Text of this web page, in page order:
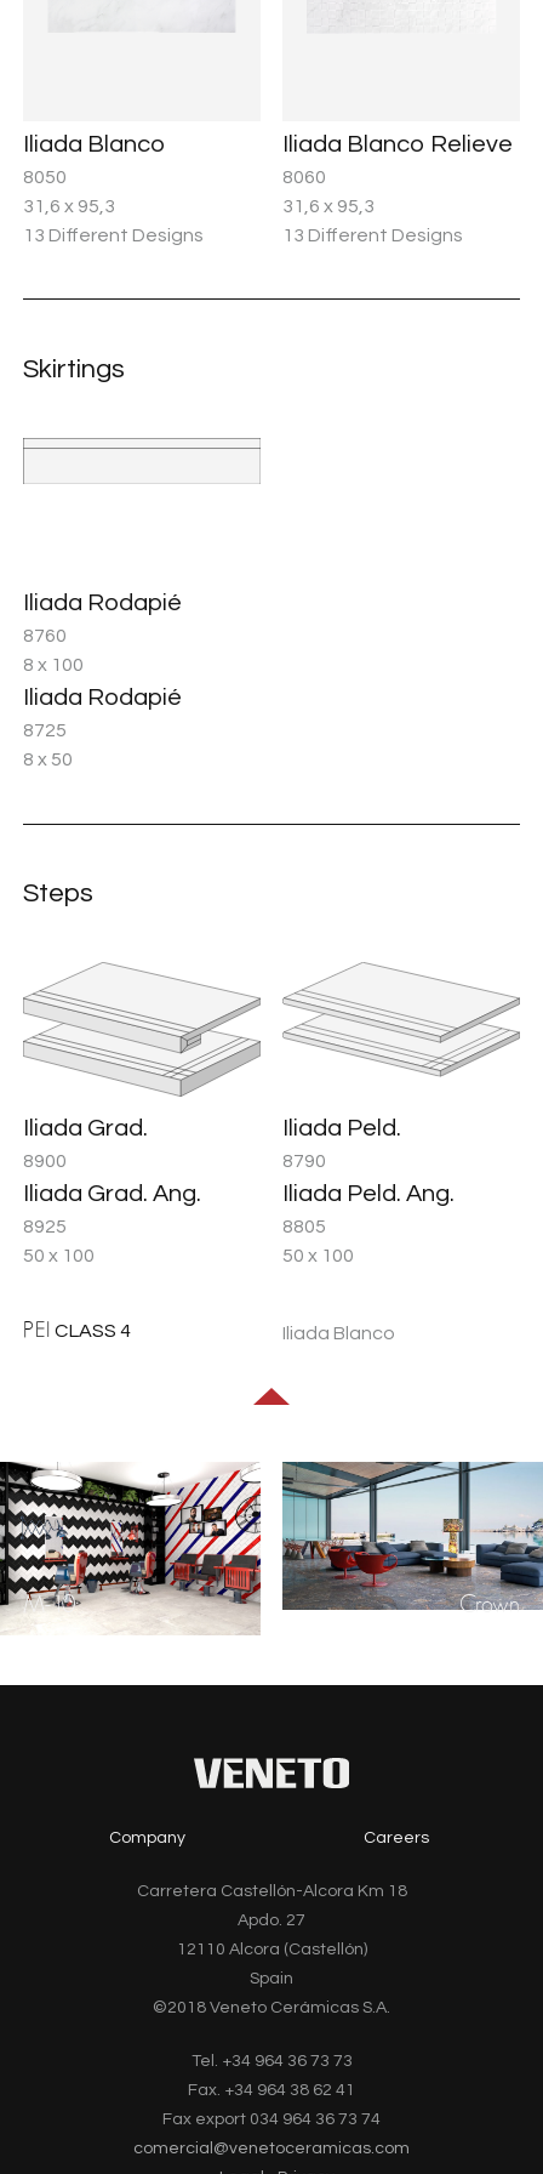
Iliada Blanco
8050
31,6 x 95,3
13 Different Designs
Iliada Blanco Relieve
8060
31,6 x 95,3
13 Different Designs
Skirtings
Iliada Rodapié
8760
8 x 100
Iliada Rodapié
8725
8 x 50
Steps
Iliada Grad.
8900
Iliada Grad. Ang.
8925
50 x 100
Iliada Peld.
8790
Iliada Peld. Ang.
8805
50 x 100
PEI CLASS 4 Iliada Blanco
M-10 Crown
Carretera Castellón-Alcora Km 18
Apdo. 27
12110 Alcora (Castellón)
Spain
©2018 Veneto Cerámicas S.A.
Company Careers
Tel. +34 964 36 73 73
Fax. +34 964 38 62 41
Fax export 034 964 36 73 74
comercial@venetoceramicas.com